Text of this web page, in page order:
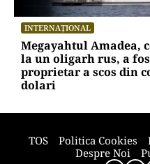
INTERNAȚIONAL
Megayahtul Amadea,
la un oligarh rus, a
proprietar a scos din
dolari
TOS Politica Cookies
Despre Noi